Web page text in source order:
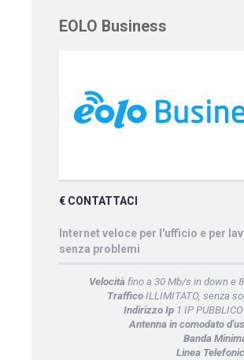
EOLO Business
€ CONTATTACI
Internet veloce per l'ufficio e per
senza problemi
Velocitàfino a 30 Mb/s in down e
TrafficoILLIMITATO, senza
Indirizzo Ip1 IP
Antenna in comodato
Banda
Linea